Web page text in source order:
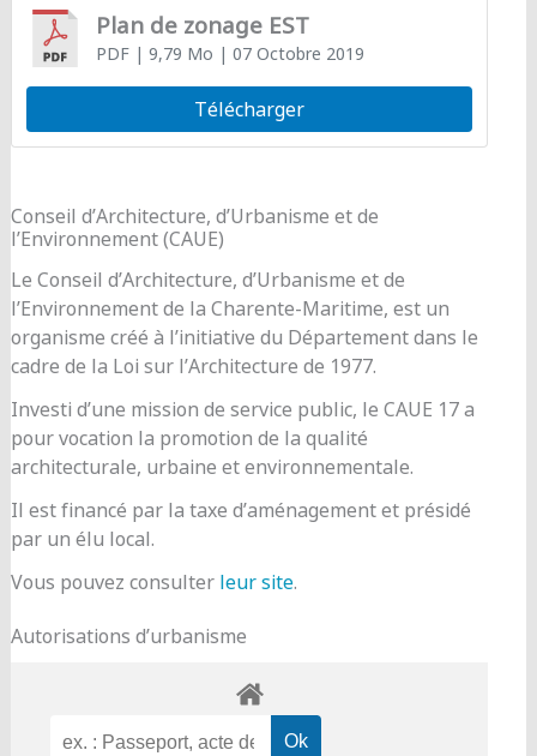
Plan de zonage EST
PDF| 9,79 Mo | 07 Octobre 2019
Télécharger
Conseil d’Architecture, d’Urbanisme et de
l’Environnement (CAUE)
Le Conseil d’Architecture, d’Urbanisme et de
l’Environnement de la Charente-Maritime, est un
organisme créé à l’initiative du Département dans le
cadre de la Loi sur l’Architecture de 1977.
Investi d’une mission de service public, le CAUE 17 a
pour vocation la promotion de la qualité
architecturale, urbaine et environnementale.
Il est financé par la taxe d’aménagement et présidé
par un élu local.
Vous pouvez consulter leur site.
Autorisations d’urbanisme